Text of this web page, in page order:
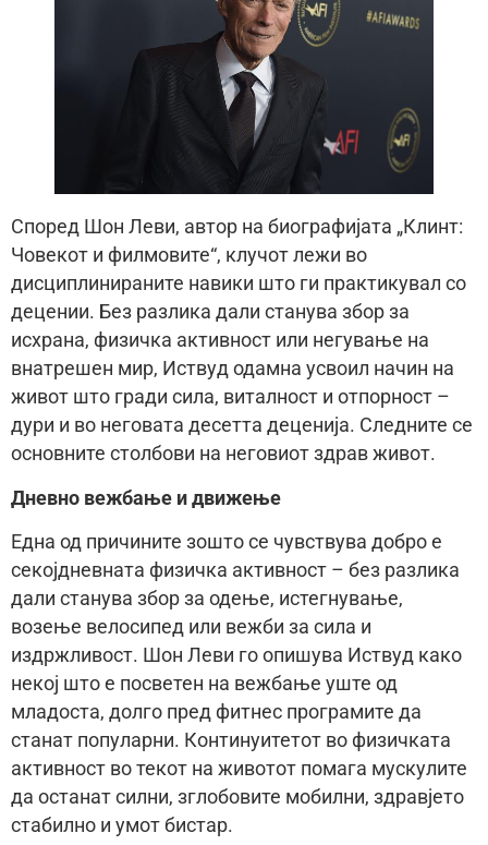
Според Шон Леви, автор на биографијата „Клинт:
Човекот и филмовите“, клучот лежи во
дисциплинираните навики што ги практикувал со
децении. Без разлика дали станува збор за
исхрана, физичка активност или негување на
внатрешен мир, Иствуд одамна усвоил начин на
живот што гради сила, виталност и отпорност –
дури и во неговата десетта деценија. Следните се
основните столбови на неговиот здрав живот.
Дневно вежбање и движење
Една од причините зошто се чувствува добро е
секојдневната физичка активност – без разлика
дали станува збор за одење, истегнување,
возење велосипед или вежби за сила и
издржливост. Шон Леви го опишува Иствуд како
некој што е посветен на вежбање уште од
младоста, долго пред фитнес програмите да
станат популарни. Континуитетот во физичката
активност во текот на животот помага мускулите
да останат силни, зглобовите мобилни, здравјето
стабилно и умот бистар.